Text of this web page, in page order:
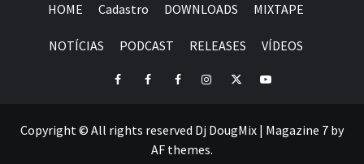
HOME Cadastro DOWNLOADS MIXTAPE
NOTÍCIAS PODCAST RELEASES VÍDEOS
FacebookPerfil
Perfil
InstagramTwitterYoutube
Copyright © All rights reserved Dj DougMix | Magazine 7 by
AF themes.